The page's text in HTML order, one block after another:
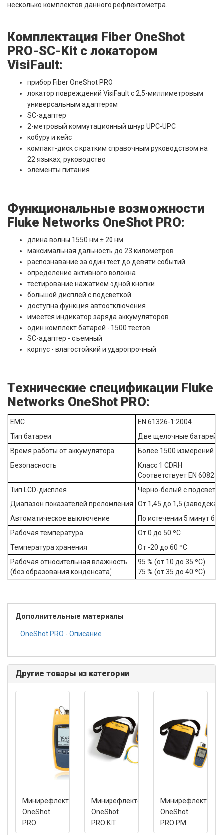
несколько комплектов данного рефлектометра.
Комплектация Fiber OneShot
PRO-SC-Kit с локатором
VisiFault:
прибор Fiber OneShot PRO
локатор повреждений VisiFault с 2,5-миллиметровым
универсальным адаптером
SC-адаптер
2-метровый коммутационный шнур UPC-UPC
кобуру и кейс
компакт-диск с кратким справочным руководством на
22 языках, руководство
элементы питания
Функциональные возможности
Fluke Networks OneShot PRO:
длина волны 1550 нм ± 20 нм
максимальная дальность до 23 километров
распознавание за один тест до девяти событий
определение активного волокна
тестирование нажатием одной кнопки
большой дисплей с подсветкой
доступна функция автоотключения
имеется индикатор заряда аккумуляторов
один комплект батарей - 1500 тестов
SC-адаптер - съемный
корпус - влагостойкий и ударопрочный
Технические спецификации Fluke
Networks OneShot PRO:
EMC
EN 61326-1:2004
Тип батареи
Две щелочные
Время работы от аккумулятора
Более 1500 измерений
Безопасность
Класс 1 CDRH
Соответствует EN 60825-
Тип LCD-дисплея
Черно-белый с
Диапазон показателей преломления
От 1,45 до 1,5
Автоматическое выключение
По истечении 5 минут
Рабочая температура
От 0 до 50 ºC
Температура хранения
От -20 до 60 ºC
Рабочая относительная влажность
(без образования конденсата)
95 % (от 10 до 35 ºC)
75 % (от 35 до 40 ºC)
Дополнительные материалы
OneShot PRO - Описание
Другие товары из категории
Минирефлектометр
OneShot
PRO
Минирефлектометр
OneShot
PRO KIT
OneShot
PRO PM